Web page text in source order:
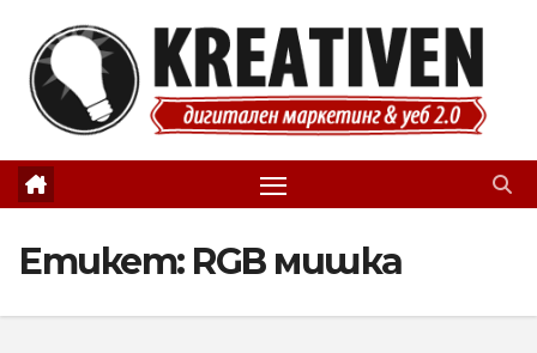
content
Етикет: RGB мишка